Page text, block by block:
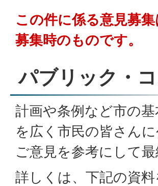
この件に係る意見募
募集時のものです。
パブリック・
計画や条例など市の
を広く市民の皆さん
ご意見を参考にして
詳しくは、下記の資